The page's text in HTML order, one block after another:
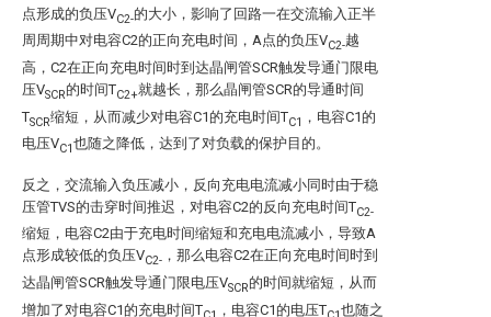
点形成的负压VC2-的大小，影响了回路一在交流输入正半
周周期中对电容C2的正向充电时间，A点的负压VC2-越
高，C2在正向充电时间时到达晶闸管SCR触发导通门限电
压VSCR的时间TC2+就越长，那么晶闸管SCR的导通时间
TSCR缩短，从而减少对电容C1的充电时间TC1
，电容C1的
电压VC1也随之降低，达到了对负载的保护目的。
反之，交流输入负压减小，反向充电电流减小同时由于稳
压管TVS的击穿时间推迟，对电容C2的反向充电时间TC2-
缩短，电容C2由于充电时间缩短和充电电流减小，导致A
点形成较低的负压VC2- ，那么电容C2在正向充电时间时到
达晶闸管SCR触发导通门限电压VSCR的时间就缩短，从而
增加了对电容C1的充电时间T
，电容C1的电压T
也随之